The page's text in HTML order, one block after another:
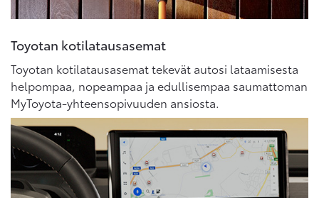
Toyotan kotilatausasemat
Toyotan kotilatausasemat tekevät autosi lataamisesta
helpompaa, nopeampaa ja edullisempaa saumattoman
MyToyota-yhteensopivuuden ansiosta.